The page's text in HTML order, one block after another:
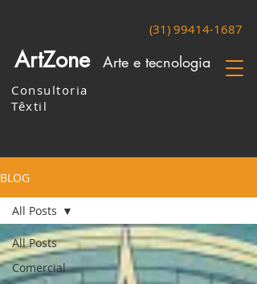
Consultoria
Têxtil
ArtZone Arte e tecnologia
(31) 99414-1687
BLOG
All Posts
Comercial
All Posts